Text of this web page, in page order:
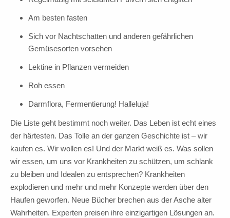
Am besten fasten
Sich vor Nachtschatten und anderen gefährlichen
Gemüsesorten vorsehen
Lektine in Pflanzen vermeiden
Roh essen
Darmflora, Fermentierung! Halleluja!
Die Liste geht bestimmt noch weiter. Das Leben ist echt eines
der härtesten. Das Tolle an der ganzen Geschichte ist – wir
kaufen es. Wir wollen es! Und der Markt weiß es. Was sollen
wir essen, um uns vor Krankheiten zu schützen, um schlank
zu bleiben und Idealen zu entsprechen? Krankheiten
explodieren und mehr und mehr Konzepte werden über den
Haufen geworfen. Neue Bücher brechen aus der Asche alter
Wahrheiten. Experten preisen ihre einzigartigen Lösungen an.